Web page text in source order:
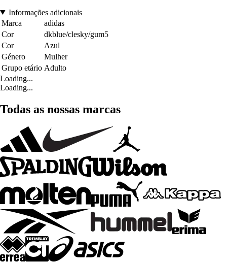
Informações adicionais
Marca
adidas
Cor
dkblue/clesky/gum5
Cor
Azul
Género
Mulher
Grupo etário Adulto
Loading...
Loading...
Todas as nossas marcas